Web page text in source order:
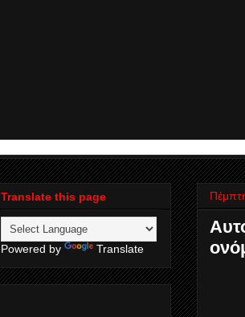
Translate this page
Powered by Translate